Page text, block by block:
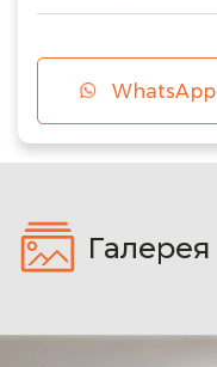
WhatsApp
Галерея